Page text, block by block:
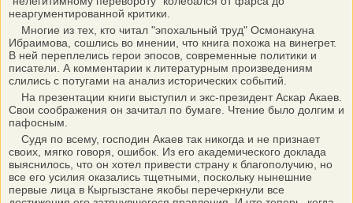
неаргументированной критики.
Многие из тех, кто читал "эпохальный труд" Осмонакуна
Ибраимова, сошлись во мнении, что книга похожа на винегрет.
В ней переплелись герои эпосов, современные политики и
писатели. А комментарии к литературным произведениям
слились с потугами на анализ исторических событий.
На презентации книги выступил и экс-президент Аскар Акаев.
Свои соображения он зачитал по бумаге. Чтение было долгим и
пафосным.
Судя по всему, господин Акаев так никогда и не признает
своих, мягко говоря, ошибок. Из его академического доклада
выяснилось, что он хотел привести страну к благополучию, но
все его усилия оказались тщетными, поскольку нынешние
первые лица в Кыргызстане якобы перечеркнули все